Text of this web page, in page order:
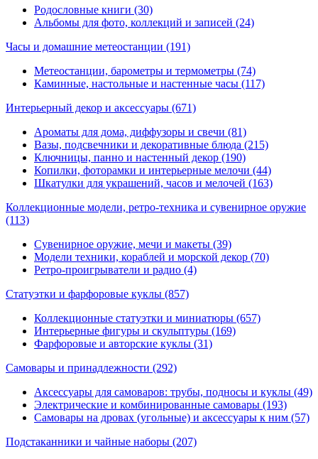
Родословные книги (30)
Альбомы для фото, коллекций и записей (24)
Часы и домашние метеостанции (191)
Метеостанции, барометры и термометры (74)
Каминные, настольные и настенные часы (117)
Интерьерный декор и аксессуары (671)
Ароматы для дома, диффузоры и свечи (81)
Вазы, подсвечники и декоративные блюда (215)
Ключницы, панно и настенный декор (190)
Копилки, фоторамки и интерьерные мелочи (44)
Шкатулки для украшений, часов и мелочей (163)
Коллекционные модели, ретро-техника и сувенирное оружие
(113)
Сувенирное оружие, мечи и макеты (39)
Модели техники, кораблей и морской декор (70)
Ретро-проигрыватели и радио (4)
Статуэтки и фарфоровые куклы (857)
Коллекционные статуэтки и миниатюры (657)
Интерьерные фигуры и скульптуры (169)
Фарфоровые и авторские куклы (31)
Самовары и принадлежности (292)
Аксессуары для самоваров: трубы, подносы и куклы (49)
Электрические и комбинированные самовары (193)
Самовары на дровах (угольные) и аксессуары к ним (57)
Подстаканники и чайные наборы (207)